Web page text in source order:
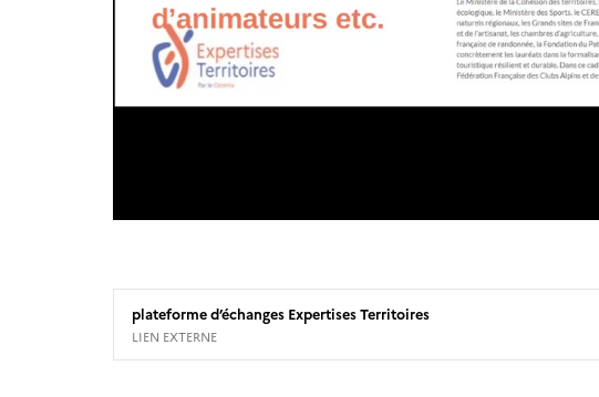
plateforme d’échanges Expertises Territoires
LIEN EXTERNE